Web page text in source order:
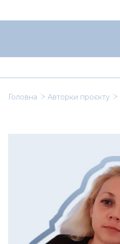
Головна Авторки проєкту